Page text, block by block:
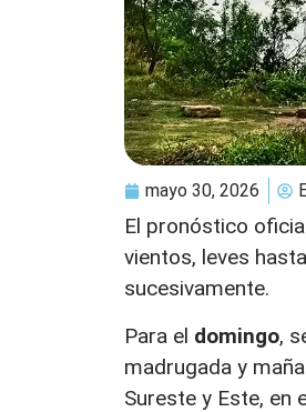
mayo 30, 2026
El pronóstico
vientos, leves
sucesivamente.
Para el domingo,
madrugada y
Sureste y Este, en